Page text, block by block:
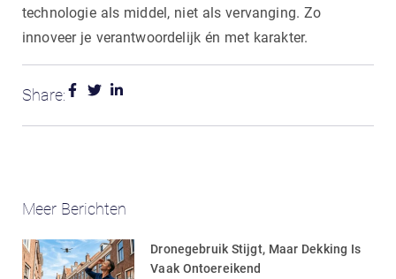
technologie als middel, niet als vervanging. Zo
innoveer je verantwoordelijk én met karakter.
Share:
Meer Berichten
Dronegebruik Stijgt, Maar Dekking Is
Vaak Ontoereikend